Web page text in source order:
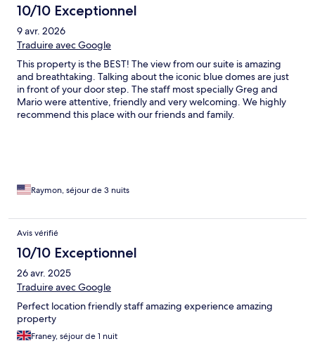
10/10 Exceptionnel
9 avr. 2026
Traduire avec Google
This property is the BEST! The view from our suite is amazing
and breathtaking. Talking about the iconic blue domes are just
in front of your door step. The staff most specially Greg and
Mario were attentive, friendly and very welcoming. We highly
recommend this place with our friends and family.
Raymon, séjour de 3 nuits
Avis vérifié
10/10 Exceptionnel
26 avr. 2025
Traduire avec Google
Perfect location friendly staff amazing experience amazing
property
Franey, séjour de 1 nuit